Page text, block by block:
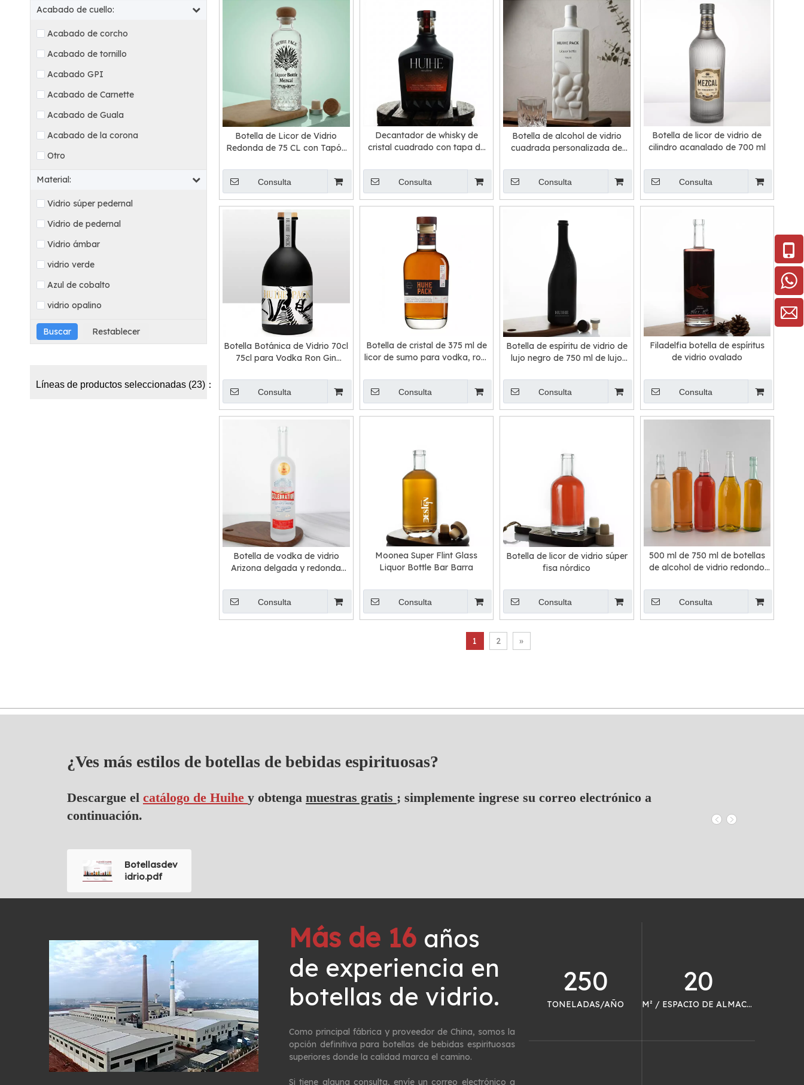
Acabado de cuello:
Acabado de corcho
Acabado de tornillo
Acabado GPI
Acabado de Carnette
Acabado de Guala
Acabado de la corona
Otro
Material:
Vidrio súper pedernal
Vidrio de pedernal
Vidrio ámbar
vidrio verde
Azul de cobalto
vidrio opalino
Líneas de productos seleccionadas (23)：
Botella de Licor de Vidrio
Redonda de 75 CL con Tapón
Consulta
Decantador de whisky de
cristal cuadrado con tapa de
Consulta
Botella de alcohol de vidrio
cuadrada personalizada de
Consulta
Botella de licor de vidrio de
cilindro acanalado de 700 ml
Consulta
Botella Botánica de Vidrio 70cl
75cl para Vodka Ron Gin
Carnette
Consulta
Botella de cristal de 375 ml de
licor de sumo para vodka, ron,
Consulta
Botella de espíritu de vidrio de
lujo negro de 750 ml de lujo
Consulta
Filadelfia botella de espíritus
de vidrio ovalado
Consulta
Botella de vodka de vidrio
Arizona delgada y redonda
Consulta
Moonea Super Flint Glass
Liquor Bottle Bar Barra
Consulta
Botella de licor de vidrio súper
fisa nórdico
Consulta
500 ml de 750 ml de botellas
de alcohol de vidrio redondo
Consulta
1 2 »
¿Ves más estilos de botellas de bebidas espirituosas?
Descargue el catálogo de Huihe y obtenga muestras gratis ; simplemente ingrese su correo electrónico a
continuación.
Botellasdev
idrio.pdf
Más de 16 años
de experiencia en
botellas de vidrio. ​​​​​​​
Como principal fábrica y proveedor de China, somos la
opción definitiva para botellas de bebidas espirituosas
superiores donde la calidad marca el camino.
Si tiene alguna consulta, envíe un correo electrónico a
250
TONELADAS/AÑO
20
M² / ESPACIO DE ALMACÉN